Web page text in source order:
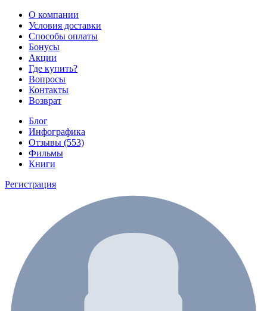
О компании
Условия доставки
Способы оплаты
Бонусы
Акции
Где купить?
Вопросы
Контакты
Возврат
Блог
Инфографика
Отзывы (553)
Фильмы
Книги
Регистрация